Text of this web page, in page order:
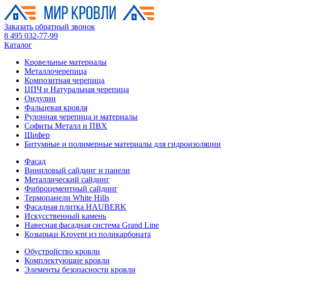
Заказать обратный звонок
8 495 032-77-99
Каталог
Кровельные материалы
Металлочерепица
Композитная черепица
ЦПЧ и Натуральная черепица
Ондулин
Фальцевая кровля
Рулонная черепица и материалы
Софиты Металл и ПВХ
Шифер
Битумные и полимерные материалы для гидроизоляции
Фасад
Виниловый сайдинг и панели
Металлический сайдинг
Фиброцементный сайдинг
Термопанели White Hills
Фасадная плитка HAUBERK
Искусственный камень
Навесная фасадная система Grand Line
Козырьки Krovent из поликарбоната
Обустройство кровли
Комплектующие кровли
Элементы безопасности кровли